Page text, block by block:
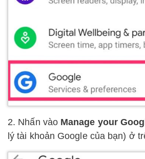
2. Nhấn vàoManage your
lý tài khoản Google của bạn) ở